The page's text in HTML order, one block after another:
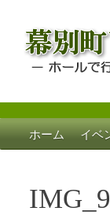
幕別
ホールで行われ
Skip
to
ホーム イベ